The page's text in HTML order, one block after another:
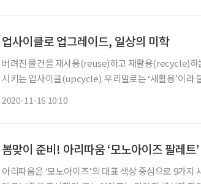
업사이클로 업그레이드, 일상의 미학
버려진 물건을 재사용(reuse)하고 재활용(recycle)하
시키는 업사이클(upcycle). 우리말로는 ‘새활용’이라
2020-11-16 10:10
봄맞이 준비! 아리따움 ‘모노아이즈 팔레트
아리따움은 ‘모노아이즈’의 대표 색상 중심으로 9가지